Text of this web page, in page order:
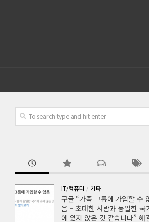
IT/컴퓨터 / 기타
구글 “가족 그룹에 가입할 수
음 – 초대한 사람과 동일한 국
에 있지 않은 것 같습니다” 해